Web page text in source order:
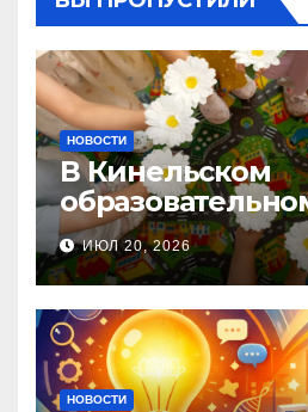
НОВОСТИ
В Кинельском
прошла Неделя
помощи,
семьи, любви и
ИЮЛ 20, 2026
НОВОСТИ